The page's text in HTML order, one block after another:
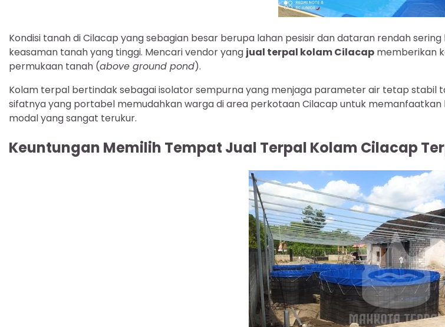
Kondisi tanah di Cilacap yang sebagian besar berupa lahan pesisir dan dataran rendah
keasaman tanah yang tinggi. Mencari vendor yang jual terpal kolam Cilacap memberikan
permukaan tanah (above ground pond).
Kolam terpal bertindak sebagai isolator sempurna yang menjaga parameter air tetap stabil
sifatnya yang portabel memudahkan warga di area perkotaan Cilacap untuk
modal yang sangat terukur.
Keuntungan Memilih Tempat Jual Terpal Kolam Cilacap